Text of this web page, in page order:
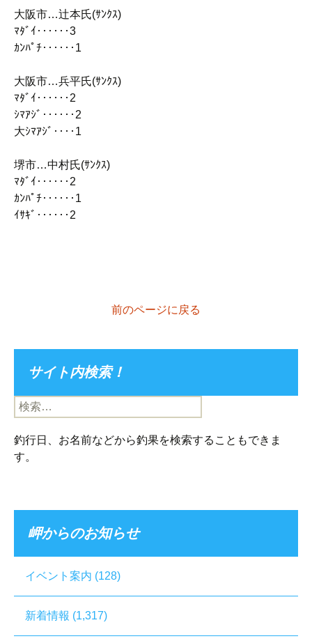
大阪市…辻本氏(ｻﾝｸｽ)
ﾏﾀﾞｲ‥‥‥3
ｶﾝﾊﾟﾁ‥‥‥1
大阪市…兵平氏(ｻﾝｸｽ)
ﾏﾀﾞｲ‥‥‥2
ｼﾏｱｼﾞ‥‥‥2
大ｼﾏｱｼﾞ‥‥1
堺市…中村氏(ｻﾝｸｽ)
ﾏﾀﾞｲ‥‥‥2
ｶﾝﾊﾟﾁ‥‥‥1
ｲｻｷﾞ‥‥‥2
前のページに戻る
サイト内検索！
検
索:
釣行日、お名前などから釣果を検索することもできま
す。
岬からのお知らせ
イベント案内 (128)
新着情報 (1,317)